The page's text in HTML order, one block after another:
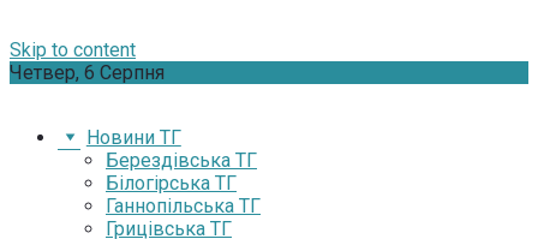
Skip to content
Четвер, 6 Серпня
Новини ТГ
Берездівська ТГ
Білогірська ТГ
Ганнопільська ТГ
Грицівська ТГ